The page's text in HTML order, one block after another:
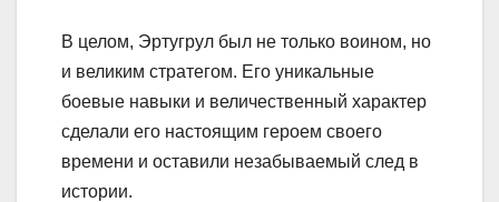
В целом, Эртугрул был не только воином, но
и великим стратегом. Его уникальные
боевые навыки и величественный характер
сделали его настоящим героем своего
времени и оставили незабываемый след в
истории.